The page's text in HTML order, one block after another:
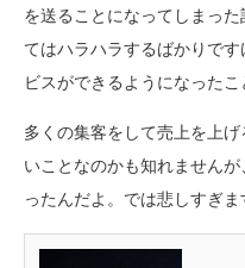
を送ることになってしまっ
てはハラハラするばかりで
ビスができるようになったこ
多くの集客をして売上を上
いことなのかも知れません
ったんだよ。では悲しすぎま